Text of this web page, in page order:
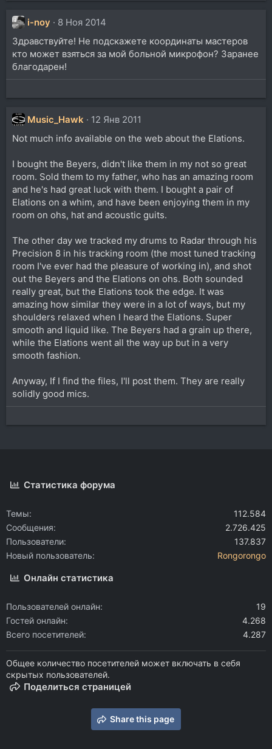
i-noy
8 Ноя 2014
Здравствуйте! Не подскажете координаты мастеров
кто может взяться за мой больной микрофон? Заранее
благодарен!
Music_Hawk
12 Янв 2011
Not much info available on the web about the Elations.
I bought the Beyers, didn't like them in my not so great
room. Sold them to my father, who has an amazing room
and he's had great luck with them. I bought a pair of
Elations on a whim, and have been enjoying them in my
room on ohs, hat and acoustic guits.
The other day we tracked my drums to Radar through his
Precision 8 in his tracking room (the most tuned tracking
room I've ever had the pleasure of working in), and shot
out the Beyers and the Elations on ohs. Both sounded
really great, but the Elations took the edge. It was
amazing how similar they were in a lot of ways, but my
shoulders relaxed when I heard the Elations. Super
smooth and liquid like. The Beyers had a grain up there,
while the Elations went all the way up but in a very
smooth fashion.
Anyway, If I find the files, I'll post them. They are really
solidly good mics.
Статистика форума
Темы
112.584
Сообщения
2.726.425
Пользователи
137.837
Новый пользователь
Rongorongo
Онлайн статистика
Пользователей онлайн
19
Гостей онлайн
4.268
Всего посетителей
4.287
Общее количество посетителей может включать в себя
скрытых пользователей.
Поделиться страницей
Share this page